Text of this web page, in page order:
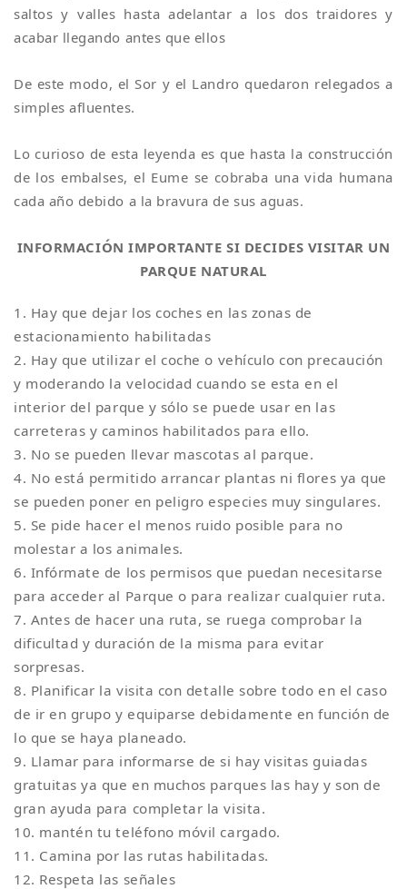
saltos y valles hasta adelantar a los dos traidores y
acabar llegando antes que ellos
De este modo, el Sor y el Landro quedaron relegados a
simples afluentes.
Lo curioso de esta leyenda es que hasta la construcción
de los embalses, el Eume se cobraba una vida humana
cada año debido a la bravura de sus aguas.
INFORMACIÓN IMPORTANTE SI DECIDES VISITAR UN
PARQUE NATURAL
1. Hay que dejar los coches en las zonas de
estacionamiento habilitadas
2. Hay que utilizar el coche o vehículo con precaución
y moderando la velocidad cuando se esta en el
interior del parque y sólo se puede usar en las
carreteras y caminos habilitados para ello.
3. No se pueden llevar mascotas al parque.
4. No está permitido arrancar plantas ni flores ya que
se pueden poner en peligro especies muy singulares.
5. Se pide hacer el menos ruido posible para no
molestar a los animales.
6. Infórmate de los permisos que puedan necesitarse
para acceder al Parque o para realizar cualquier ruta.
7. Antes de hacer una ruta, se ruega comprobar la
dificultad y duración de la misma para evitar
sorpresas.
8. Planificar la visita con detalle sobre todo en el caso
de ir en grupo y equiparse debidamente en función de
lo que se haya planeado.
9. Llamar para informarse de si hay visitas guiadas
gratuitas ya que en muchos parques las hay y son de
gran ayuda para completar la visita.
10. mantén tu teléfono móvil cargado.
11. Camina por las rutas habilitadas.
12. Respeta las señales